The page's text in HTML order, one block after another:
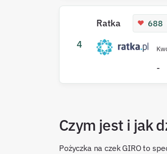
4
Ratka 688
-
Czym jest i jak
Pożyczka na czek GIRO to